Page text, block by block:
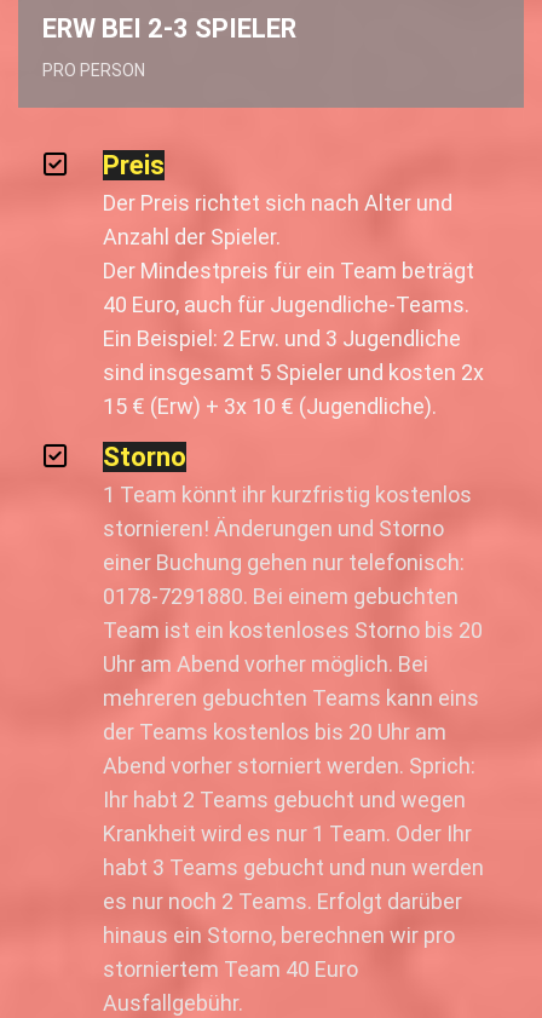
ERW BEI 2-3 SPIELER
PRO PERSON
Preis
Der Preis richtet sich nach Alter und
Anzahl der Spieler.
Der Mindestpreis für ein Team beträgt
40 Euro, auch für Jugendliche-Teams.
Ein Beispiel: 2 Erw. und 3 Jugendliche
sind insgesamt 5 Spieler und kosten 2x
15 € (Erw) + 3x 10 € (Jugendliche).
Storno
1 Team könnt ihr kurzfristig kostenlos
stornieren! Änderungen und Storno
einer Buchung gehen nur telefonisch:
0178-7291880. Bei einem gebuchten
Team ist ein kostenloses Storno bis 20
Uhr am Abend vorher möglich. Bei
mehreren gebuchten Teams kann eins
der Teams kostenlos bis 20 Uhr am
Abend vorher storniert werden. Sprich:
Ihr habt 2 Teams gebucht und wegen
Krankheit wird es nur 1 Team. Oder Ihr
habt 3 Teams gebucht und nun werden
es nur noch 2 Teams. Erfolgt darüber
hinaus ein Storno, berechnen wir pro
storniertem Team 40 Euro
Ausfallgebühr.